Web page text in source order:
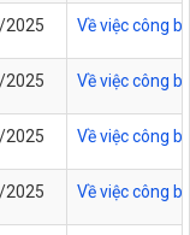
2025 Về việc công
Về việc công
Về việc công
Về việc công